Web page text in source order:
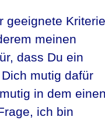
geeignete
meinen
dass Du ein
mutig dafür
in dem
ich bin